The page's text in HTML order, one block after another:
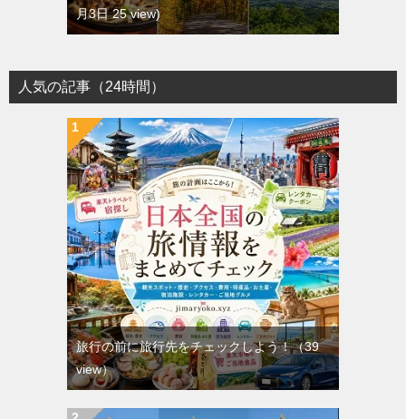
月3日 25 view
人気の記事（24時間）
旅行の前に旅行先をチェックしよう！（39
view）